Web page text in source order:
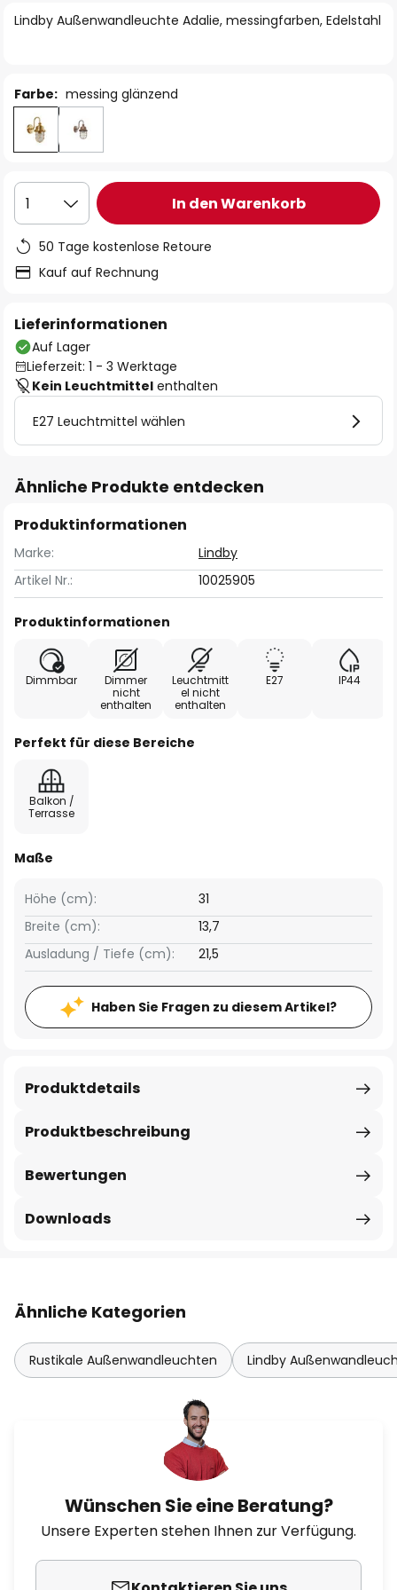
Lindby Außenwandleuchte Adalie, messingfarben, Edelstahl
Farbe: messing glänzend
1 In den Warenkorb
50 Tage kostenlose Retoure
Kauf auf Rechnung
Lieferinformationen
Auf Lager
Lieferzeit: 1 - 3 Werktage
Kein Leuchtmittel enthalten
E27 Leuchtmittel wählen
Ähnliche Produkte entdecken
Produktinformationen
Marke:
Lindby
Artikel Nr.:
10025905
Produktinformationen
Dimmbar
Dimmer
nicht
enthalten
Leuchtmitt
el nicht
enthalten
E27 IP44
Perfekt für diese Bereiche
Balkon /
Terrasse
Maße
Breite (cm): 13,7
Höhe (cm): 31
Ausladung / Tiefe (cm): 21,5
Haben Sie Fragen zu diesem Artikel?
Produktbeschreibung
Produktdetails
Bewertungen
Downloads
Ähnliche Kategorien
Rustikale Außenwandleuchten Lindby
Wünschen Sie eine Beratung?
Unsere Experten stehen Ihnen zur Verfügung.